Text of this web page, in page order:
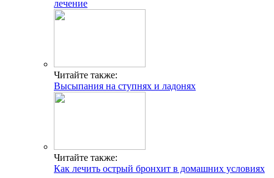
лечение
Читайте также:
Высыпания на ступнях и ладонях
Читайте также:
Как лечить острый бронхит в домашних условиях